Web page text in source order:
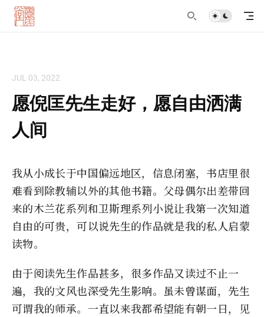
JUL 03, 2022
愿倪匡先生走好，愿自由洒满
人间
我从小成长于中国偏远地区，信息闭塞，书店里很
难看到除教辅以外的其他书籍。父母偶尔出差带回
来的木兰花系列和卫斯理系列小说让我第一次知道
自由的可贵，可以说先生的作品就是我的私人启蒙
读物。
由于阅读先生作品甚多，很多作品又读过不止一
遍，我的文风也深受先生影响。虽未曾谋面，先生
可谓我的师承。一直以来我都希望能有朝一日，见